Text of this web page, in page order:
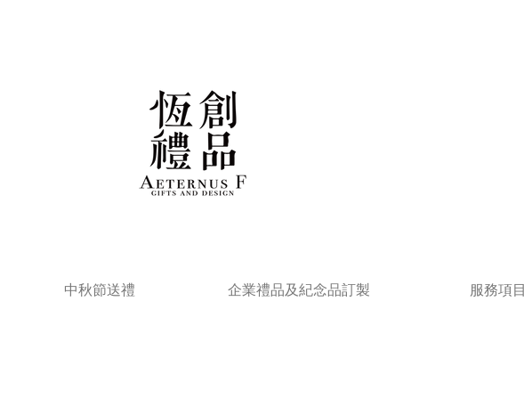
中秋節送禮 企業禮品及紀念品訂製 服務項目